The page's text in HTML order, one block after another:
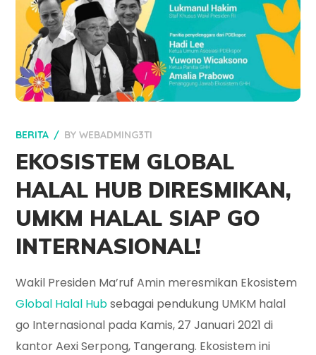
BERITA BYWEBADMING3TI
EKOSISTEM GLOBAL
HALAL HUB DIRESMIKAN,
UMKM HALAL SIAP GO
INTERNASIONAL!
Wakil Presiden Ma’ruf Amin meresmikan Ekosistem
Global Halal Hubsebagai pendukung UMKM halal
go Internasional pada Kamis, 27 Januari 2021 di
kantor Aexi Serpong, Tangerang. Ekosistem ini